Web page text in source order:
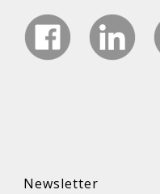
Newsletter